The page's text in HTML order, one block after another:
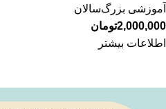
آموزشی بزرگ‌سالان
2,000,000تومان
اطلاعات بیشتر